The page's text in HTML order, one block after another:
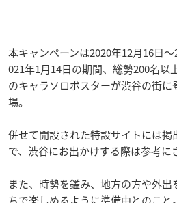
本キャンペーンは2020年12月16日～
021年1月14日の期間、総勢200名以
のキャラソロポスターが渋谷の街に
場。
併せて開設された特設サイトには
で、渋谷にお出かけする際は参考に
また、時勢を鑑み、地方の方や外出